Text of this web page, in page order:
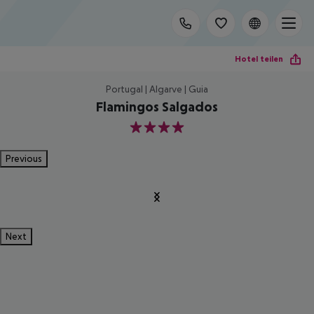
Hotel teilen
Portugal | Algarve | Guia
Flamingos Salgados
4
Previous
Next